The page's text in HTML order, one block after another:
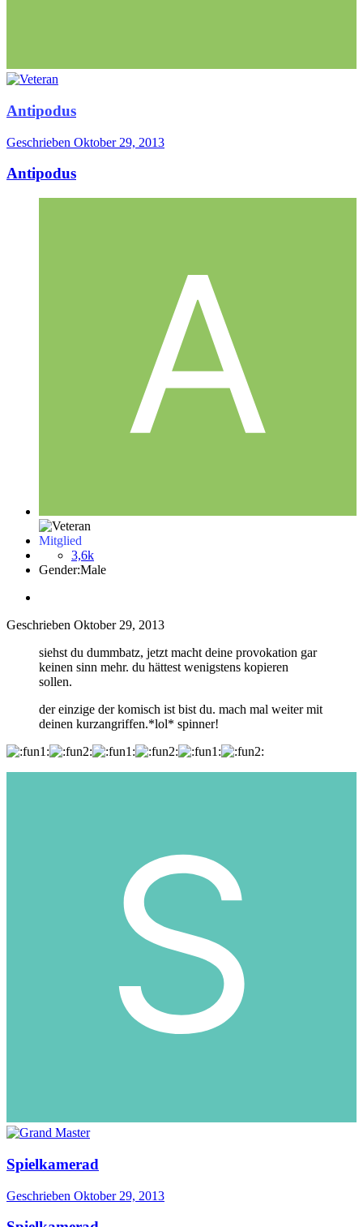
Antipodus
Geschrieben Oktober 29, 2013
Antipodus
Mitglied
3,6k
Gender:Male
Geschrieben Oktober 29, 2013
siehst du dummbatz, jetzt macht deine provokation gar
keinen sinn mehr. du hättest wenigstens kopieren
sollen.
der einzige der komisch ist bist du. mach mal weiter mit
deinen kurzangriffen.*lol* spinner!
Spielkamerad
Geschrieben Oktober 29, 2013